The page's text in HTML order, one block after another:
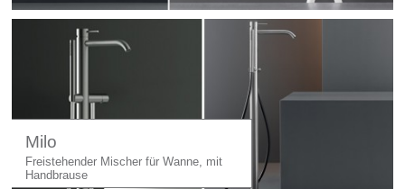
Milo
Freistehender Mischer für Wanne, mit
Handbrause